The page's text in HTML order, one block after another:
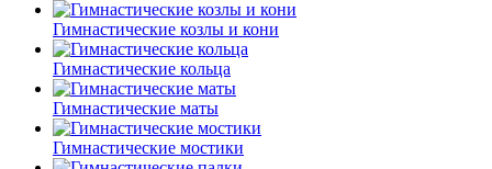
Гимнастические козлы и кони
Гимнастические кольца
Гимнастические маты
Гимнастические мостики